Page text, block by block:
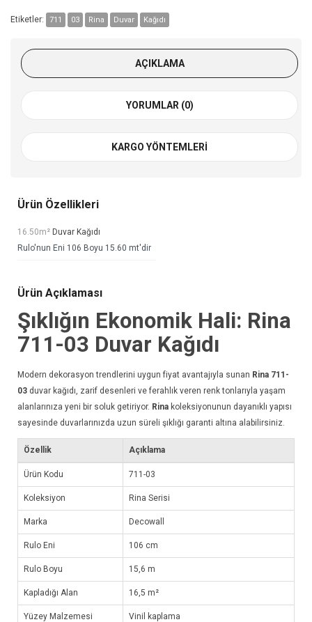
Etiketler: 711 03 Rina Duvar Kağıdı
AÇIKLAMA
YORUMLAR (0)
KARGO YÖNTEMLERI
Ürün Özellikleri
16.50m² Duvar Kağıdı
Rulo'nun Eni 106 Boyu 15.60 mt'dir
Ürün Açıklaması
Şıklığın Ekonomik Hali: Rina
711-03 Duvar Kağıdı
Modern dekorasyon trendlerini uygun fiyat avantajıyla sunan Rina 711-
03 duvar kağıdı , zarif desenleri ve ferahlık veren renk tonlarıyla yaşam
alanlarınıza yeni bir soluk getiriyor. Rina koleksiyonunun dayanıklı yapısı
sayesinde duvarlarınızda uzun süreli şıklığı garanti altına alabilirsiniz.
Özellik Açıklama
Ürün Kodu 711-03
Koleksiyon Rina Serisi
Marka Decowall
Rulo Eni 106 cm
Rulo Boyu 15,6 m
Kapladığı Alan 16,5 m²
Yüzey Malzemesi Vinil kaplama